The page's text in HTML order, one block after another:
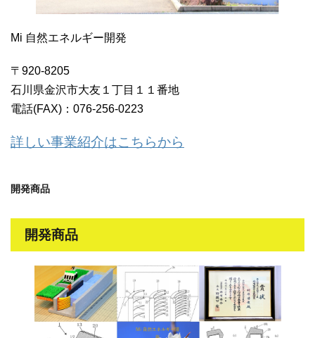
Mi 自然エネルギー開発
〒920-8205
石川県金沢市大友１丁目１１番地
電話(FAX)：076-256-0223
詳しい事業紹介はこちらから
開発商品
開発商品